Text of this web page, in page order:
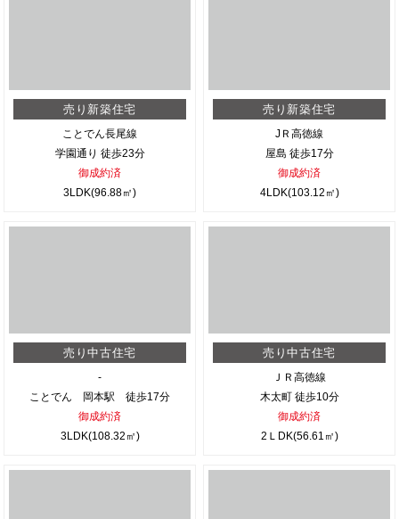
売り新築住宅
ことでん長尾線
学園通り 徒歩23分
御成約済
3LDK(96.88㎡)
売り新築住宅
JＲ高徳線
屋島 徒歩17分
御成約済
4LDK(103.12㎡)
売り中古住宅
-
ことでん 岡本駅 徒歩17分
御成約済
3LDK(108.32㎡)
売り中古住宅
ＪＲ高徳線
木太町 徒歩10分
御成約済
2ＬDK(56.61㎡)